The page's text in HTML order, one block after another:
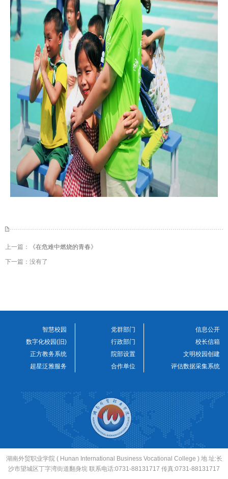
上一篇： 《在危难中燃烧的青春》
下一篇：没有了
智慧校园
党群部门
数字化校园(旧)
行政部门
正方教务系统
院部设置
超星泛雅服务
合作单位
信息公开
校长信箱
文明校园创建
评估数据采集系统
湖南外贸职业学院 ( Hunan International Business Vocational College ) 地 址:长
沙市望城区丁字湾街道翻身垸 联系电话:0731-88131717 传真:0731-88131717